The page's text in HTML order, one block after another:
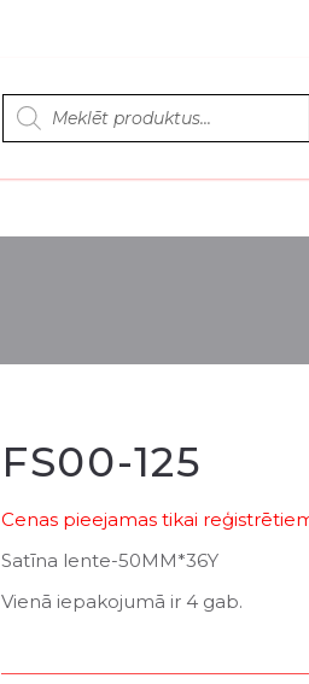
Products
search
FS00-125
Cenas pieejamas tikai
Satīna lente-50MM*36Y
Vienā iepakojumā ir 4 gab.